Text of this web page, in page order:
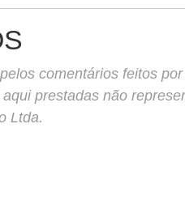
comentários feitos
prestadas não
Ltda.